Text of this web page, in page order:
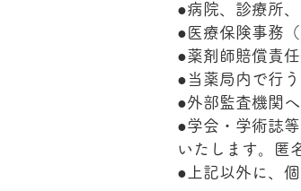
●病院、診療所
●医療保険事務
●薬剤師賠償責
●当薬局内で行
●外部監査機関
●学会・学術誌
いたします。匿
●上記以外に、